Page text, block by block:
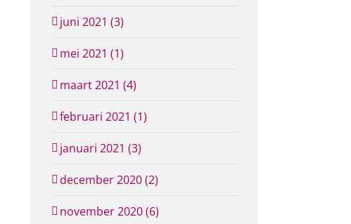
juni 2021 (3)
mei 2021 (1)
maart 2021 (4)
februari 2021 (1)
januari 2021 (3)
december 2020 (2)
november 2020 (6)